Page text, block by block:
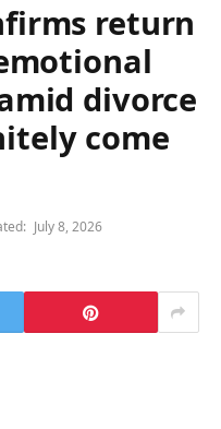
return
divorce
come
July 8, 2026